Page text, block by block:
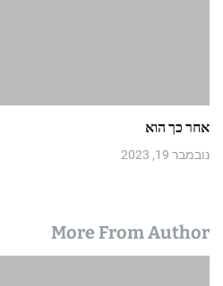
אחר כך הוא
נובמבר 19, 2023
More From Author